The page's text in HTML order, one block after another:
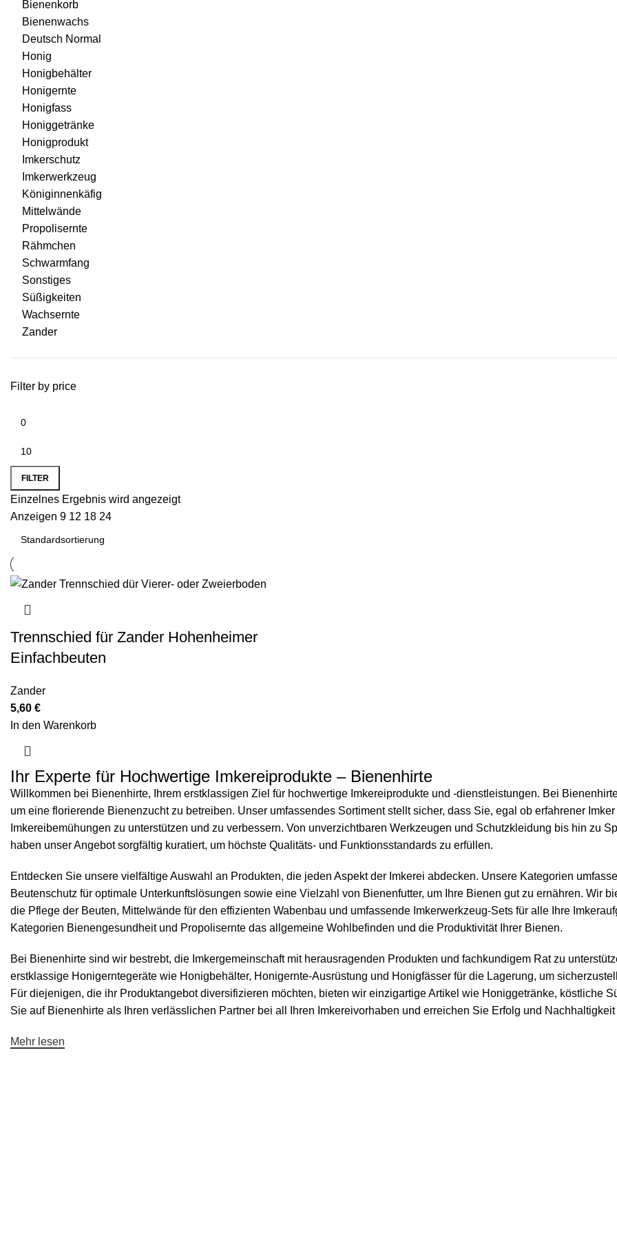
Bienenkorb
Bienenwachs
Deutsch Normal
Honig
Honigbehälter
Honigernte
Honigfass
Honiggetränke
Honigprodukt
Imkerschutz
Imkerwerkzeug
Königinnenkäfig
Mittelwände
Propolisernte
Rähmchen
Schwarmfang
Sonstiges
Süßigkeiten
Wachsernte
Zander
Filter by price
FILTER
Einzelnes Ergebnis wird angezeigt
Anzeigen 9 12 18 24
Trennschied für Zander Hohenheimer
Einfachbeuten
Zander
5,60 €
In den Warenkorb
Ihr Experte für Hochwertige Imkereiprodukte – Bienenhirte
Willkommen bei Bienenhirte, Ihrem erstklassigen Ziel für hochwertige Imkereiprodukte und -dienstleistungen. Bei
um eine florierende Bienenzucht zu betreiben. Unser umfassendes Sortiment stellt sicher, dass Sie, egal ob erfahrener
Imkereibemühungen zu unterstützen und zu verbessern. Von unverzichtbaren Werkzeugen und Schutzkleidung bis hin zu
haben unser Angebot sorgfältig kuratiert, um höchste Qualitäts- und Funktionsstandards zu erfüllen.
Entdecken Sie unsere vielfältige Auswahl an Produkten, die jeden Aspekt der Imkerei abdecken. Unsere Kategorien
Beutenschutz für optimale Unterkunftslösungen sowie eine Vielzahl von Bienenfutter, um Ihre Bienen gut zu ernähren. Wir
die Pflege der Beuten, Mittelwände für den effizienten Wabenbau und umfassende Imkerwerkzeug-Sets für alle Ihre
Kategorien Bienengesundheitund Propolisernte das allgemeine Wohlbefinden und die Produktivität Ihrer Bienen.
Bei Bienenhirte sind wir bestrebt, die Imkergemeinschaft mit herausragenden Produkten und fachkundigem Rat zu
erstklassige Honigerntegeräte wie Honigbehälter, Honigernte-Ausrüstung und Honigfässer für die Lagerung, um
Für diejenigen, die ihr Produktangebot diversifizieren möchten, bieten wir einzigartige Artikel wie Honiggetränke, köstliche
Sie auf Bienenhirte als Ihren verlässlichen Partner bei all Ihren Imkereivorhaben und erreichen Sie Erfolg und
Mehr lesen